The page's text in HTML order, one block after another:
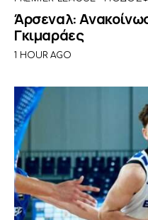
Άρσεναλ:
Γκιμαράες
1 HOUR AGO